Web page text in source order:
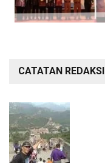
CATATAN REDAKSI